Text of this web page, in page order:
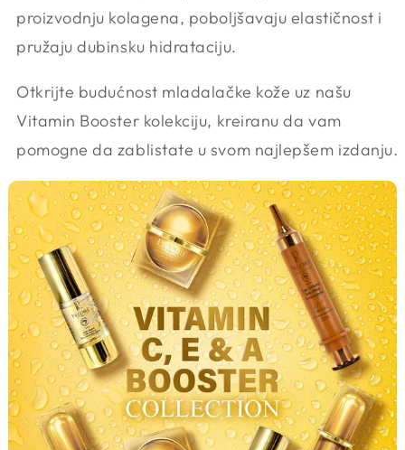
proizvodnju kolagena, poboljšavaju elastičnost i
pružaju dubinsku hidrataciju.
Otkrijte budućnost mladalačke kože uz našu
Vitamin Booster kolekciju, kreiranu da vam
pomogne da zablistate u svom najlepšem izdanju.